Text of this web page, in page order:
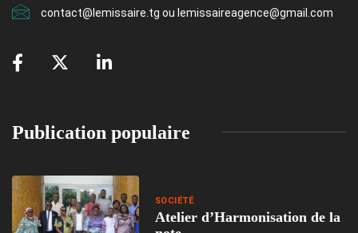
contact@lemissaire.tg ou lemissaireagence@gmail.com
Publication populaire
SOCIÉTÉ
Atelier d’Harmonisation de la